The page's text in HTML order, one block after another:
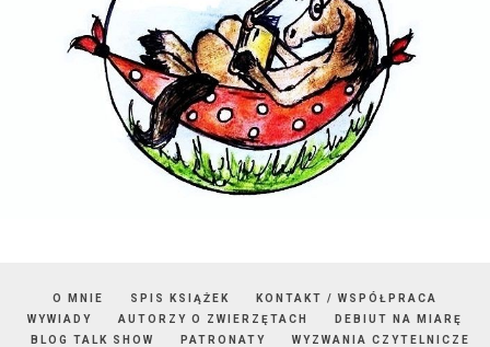
O MNIE SPIS KSIĄŻEK
KONTAKT / WSPÓŁPRACA
WYWIADY
AUTORZY O ZWIERZĘTACH
DEBIUT NA MIARĘ
BLOG TALK SHOW
PATRONATY
WYZWANIA CZYTELNICZE